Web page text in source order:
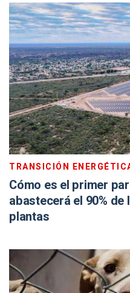
TRANSICIÓN
Cómo es el primer
abastecerá el 90% de
plantas